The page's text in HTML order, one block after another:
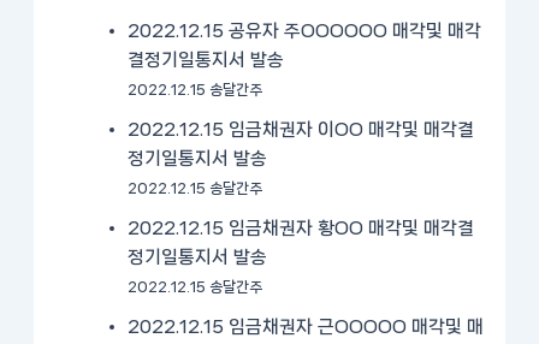
2022.12.15 공유자 주OOOOOO 매각및 매각
결정기일통지서 발송
2022.12.15 송달간주
2022.12.15 임금채권자 이OO 매각및 매각결
정기일통지서 발송
2022.12.15 송달간주
2022.12.15 임금채권자 황OO 매각및 매각결
정기일통지서 발송
2022.12.15 송달간주
2022.12.15 임금채권자 근OOOOO 매각및 매